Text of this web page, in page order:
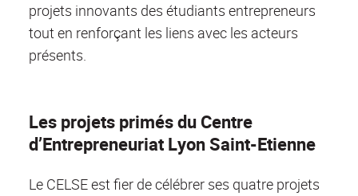
projets innovants des étudiants entrepreneurs
tout en renforçant les liens avec les acteurs
présents.
Les projets primés du Centre
d’Entrepreneuriat Lyon Saint-Etienne
Le CELSE est fier de célébrer ses quatre projets